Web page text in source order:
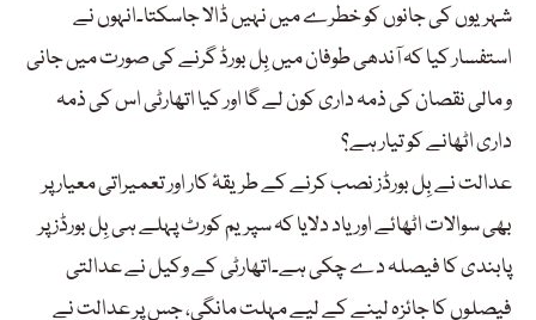
شہریوں کی جانوں کو خطرے میں نہیں ڈالا جاسکتا۔انہوں نے
استفسار کیا کہ آندھی طوفان میں بِل بورڈ گرنے کی صورت میں جانی
و مالی نقصان کی ذمہ داری کون لے گا اور کیا اتھارٹی اس کی ذمہ
داری اٹھانے کو تیار ہے؟
عدالت نے بِل بورڈز نصب کرنے کے طریقۂ کار اور تعمیراتی معیار پر
بھی سوالات اٹھائے اور یاد دلایا کہ سپریم کورٹ پہلے ہی بِل بورڈز پر
پابندی کا فیصلہ دے چکی ہے۔اتھارٹی کے وکیل نے عدالتی
فیصلوں کا جائزہ لینے کے لیے مہلت مانگی، جس پر عدالت نے